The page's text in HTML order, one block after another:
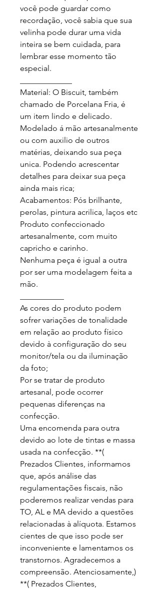
você pode guardar como
recordação, você sabia que sua
velinha pode durar uma vida
inteira se bem cuidada, para
lembrar esse momento tão
especial.
Material: O Biscuit, também
chamado de Porcelana Fria, é
um item lindo e delicado.
Modelado á mão artesanalmente
ou com auxilio de outros
matérias, deixando sua peça
unica. Podendo acrescentar
detalhes para deixar sua peça
ainda mais rica;
Acabamentos: Pós brilhante,
perolas, pintura acrilica, laços etc
Produto confeccionado
artesanalmente, com muito
capricho e carinho.
Nenhuma peça é igual a outra
por ser uma modelagem feita a
mão.
As cores do produto podem
sofrer variações de tonalidade
em relação ao produto físico
devido à configuração do seu
monitor/tela ou da iluminação
da foto;
Por se tratar de produto
artesanal, pode ocorrer
pequenas diferenças na
confecção.
Uma encomenda para outra
devido ao lote de tintas e massa
usada na confecção. **(
Prezados Clientes, informamos
que, após análise das
regulamentações fiscais, não
poderemos realizar vendas para
TO, AL e MA devido a questões
relacionadas à alíquota. Estamos
cientes de que isso pode ser
inconveniente e lamentamos os
transtornos. Agradecemos a
compreensão. Atenciosamente,)
**( Prezados Clientes,